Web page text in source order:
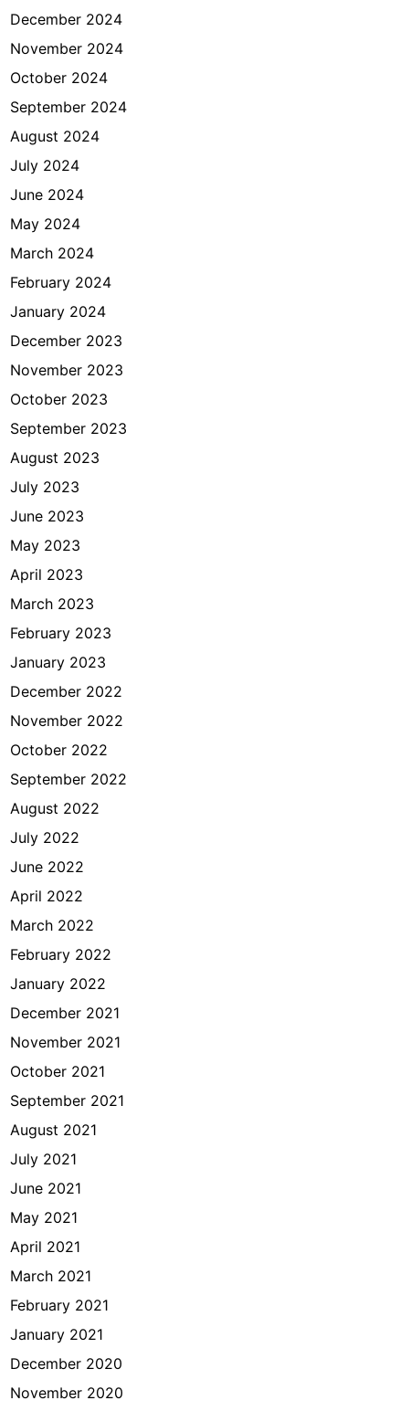
December 2024
November 2024
October 2024
September 2024
August 2024
July 2024
June 2024
May 2024
March 2024
February 2024
January 2024
December 2023
November 2023
October 2023
September 2023
August 2023
July 2023
June 2023
May 2023
April 2023
March 2023
February 2023
January 2023
December 2022
November 2022
October 2022
September 2022
August 2022
July 2022
June 2022
April 2022
March 2022
February 2022
January 2022
December 2021
November 2021
October 2021
September 2021
August 2021
July 2021
June 2021
May 2021
April 2021
March 2021
February 2021
January 2021
December 2020
November 2020